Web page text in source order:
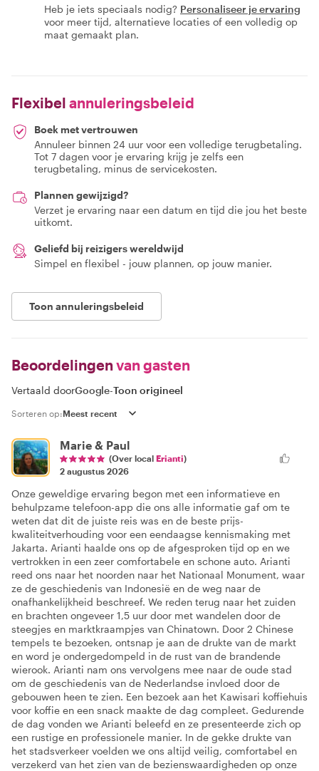
Heb je iets speciaals nodig? Personaliseer je ervaring
voor meer tijd, alternatieve locaties of een volledig op
maat gemaakt plan.
Flexibel annuleringsbeleid
Boek met vertrouwen
Annuleer binnen 24 uur voor een volledige terugbetaling.
Tot 7 dagen voor je ervaring krijg je zelfs een
terugbetaling, minus de servicekosten.
Plannen gewijzigd?
Verzet je ervaring naar een datum en tijd die jou het beste
uitkomt.
Geliefd bij reizigers wereldwijd
Simpel en flexibel - jouw plannen, op jouw manier.
Toon annuleringsbeleid
Beoordelingen van gasten
Vertaald doorGoogle-Toon origineel
Sorteren op:
Marie & Paul
(Over local Erianti)
2 augustus 2026
Onze geweldige ervaring begon met een informatieve en
behulpzame telefoon-app die ons alle informatie gaf om te
weten dat dit de juiste reis was en de beste prijs-
kwaliteitverhouding voor een eendaagse kennismaking met
Jakarta. Arianti haalde ons op de afgesproken tijd op en we
vertrokken in een zeer comfortabele en schone auto. Arianti
reed ons naar het noorden naar het Nationaal Monument, waar
ze de geschiedenis van Indonesië en de weg naar de
onafhankelijkheid beschreef. We reden terug naar het zuiden
en brachten ongeveer 1,5 uur door met wandelen door de
steegjes en marktkraampjes van Chinatown. Door 2 Chinese
tempels te bezoeken, ontsnap je aan de drukte van de markt
en word je ondergedompeld in de rust van de brandende
wierook. Arianti nam ons vervolgens mee naar de oude stad
om de geschiedenis van de Nederlandse invloed door de
gebouwen heen te zien. Een bezoek aan het Kawisari koffiehuis
voor koffie en een snack maakte de dag compleet. Gedurende
de dag vonden we Arianti beleefd en ze presenteerde zich op
een rustige en professionele manier. In de gekke drukte van
het stadsverkeer voelden we ons altijd veilig, comfortabel en
verzekerd van het zien van de bezienswaardigheden op onze